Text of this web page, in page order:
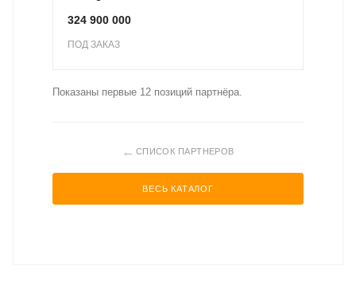
324 900 000
ПОД ЗАКАЗ
Показаны первые 12 позиций партнёра.
← СПИСОК ПАРТНЕРОВ
ВЕСЬ КАТАЛОГ